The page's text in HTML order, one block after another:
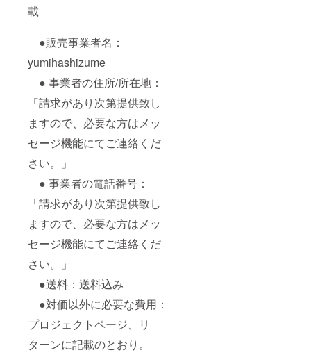
載
●販売事業者名：
yumihashizume
● 事業者の住所/所在地：
「請求があり次第提供致し
ますので、必要な方はメッ
セージ機能にてご連絡くだ
さい。」
● 事業者の電話番号：
「請求があり次第提供致し
ますので、必要な方はメッ
セージ機能にてご連絡くだ
さい。」
●送料：送料込み
●対価以外に必要な費用：
プロジェクトページ、リ
ターンに記載のとおり。